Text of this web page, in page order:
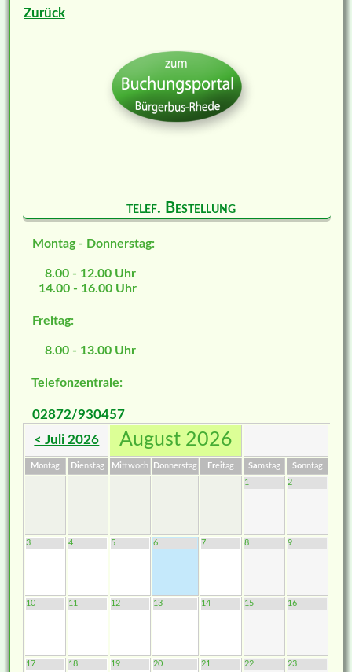
Zurück
telef. Bestellung
Montag - Donnerstag:
8.00 - 12.00 Uhr
14.00 - 16.00 Uhr
Freitag:
8.00 - 13.00 Uhr
Telefonzentrale:
02872/930457
< Juli 2026 August 2026
Montag Dienstag Mittwoch Donnerstag Freitag Samstag Sonntag
1
2
3 4 5 6 7 8 9
10 11 12 13 14 15 16
17 18 19 20 21 22 23